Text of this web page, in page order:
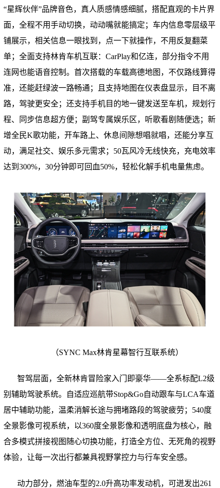
“星辉伙伴”品牌音色，真人质感情感细腻，搭配直观的卡片界
面，全程不用手动切换，动动嘴就能搞定；车内信息零层级平
铺展示，相关信息一眼找到，点一下就操作，不用反复翻菜
单；全面支持林肯车机互联：CarPlay和亿连，部分指令不用
连网也能语音控制。首次搭载的车载高德地图，不仅路线算得
准，还能赶绿波一路畅通；且支持地图在仪表盘显示，目不离
路，驾驶更安全；还支持手机目的地一键发送至车机，规划行
程、同步信息超方便；副驾专属娱乐区，听歌看剧随便选；新
增全民K歌功能，开车路上、休息间隙想唱就唱，还能分享互
动，满足社交、娱乐多元需求；50瓦风冷无线快充，充电效率
达到300%，30分钟即可回血50%，轻松化解手机电量焦虑。
（SYNC Max林肯星幕智行互联系统）
智驾层面，全新林肯冒险家入门即豪华——全系标配L2级
别辅助驾驶系统。自适应巡航带Stop&Go自动跟车与LCA车道
居中辅助功能，温柔消解长途与拥堵路段的驾驶疲劳；540度
全景影像可视系统，以360度全景影像和透明底盘为核心，融
合多模式拼接视图随心切换功能，打造全方位、无死角的视野
体验，让每一次出行都兼具视野掌控力与行车安全感。
动力部分，燃油车型的2.0升高功率发动机，可迸发出261